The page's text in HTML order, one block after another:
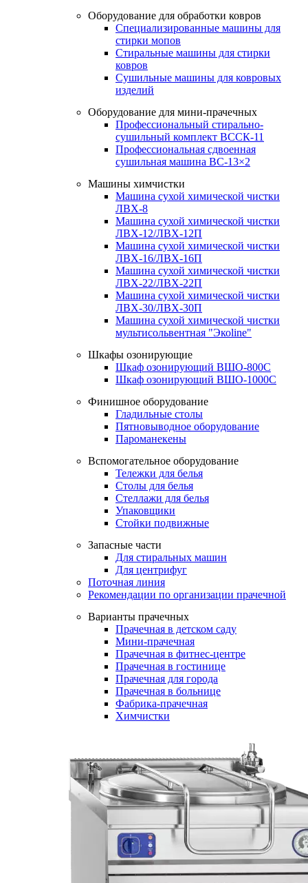
Оборудование для обработки ковров
Специализированные машины для
стирки мопов
Стиральные машины для стирки
ковров
Сушильные машины для ковровых
изделий
Оборудование для мини-прачечных
Профессиональный стирально-
сушильный комплект ВССК-11
Профессиональная сдвоенная
сушильная машина ВС-13×2
Машины химчистки
Машина сухой химической чистки
ЛВХ-8
Машина сухой химической чистки
ЛВХ-12/ЛВХ-12П
Машина сухой химической чистки
ЛВХ-16/ЛВХ-16П
Машина сухой химической чистки
ЛВХ-22/ЛВХ-22П
Машина сухой химической чистки
ЛВХ-30/ЛВХ-30П
Машина сухой химической чистки
мультисольвентная "Экоline"
Шкафы озонирующие
Шкаф озонирующий ВШО-800С
Шкаф озонирующий ВШО-1000С
Финишное оборудование
Гладильные столы
Пятновыводное оборудование
Пароманекены
Вспомогательное оборудование
Тележки для белья
Столы для белья
Стеллажи для белья
Упаковщики
Стойки подвижные
Запасные части
Для стиральных машин
Для центрифуг
Поточная линия
Рекомендации по организации прачечной
Варианты прачечных
Прачечная в детском саду
Мини-прачечная
Прачечная в фитнес-центре
Прачечная в гостинице
Прачечная для города
Прачечная в больнице
Фабрика-прачечная
Химчистки